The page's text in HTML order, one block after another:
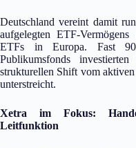
Deutschland vereint damit
aufgelegten
ETFs in Europa. Fast
Publikumsfonds
strukturellen Shift vom
unterstreicht.
Xetra im Fokus:
Leitfunktion